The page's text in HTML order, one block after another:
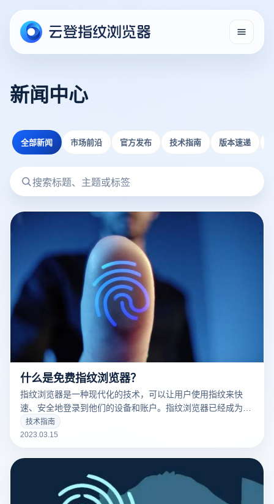
新闻中心
全部新闻 市场前沿 官方发布 技术指南 版本速递
什么是免费指纹浏览器？
指纹浏览器是一种现代化的技术，可以让用户使用指纹来快
速、安全地登录到他们的设备和账户。指纹浏览器已经成为了
现代科技的标志之一，并且越来越多的人开始使用它。
技术指南
2023.03.15